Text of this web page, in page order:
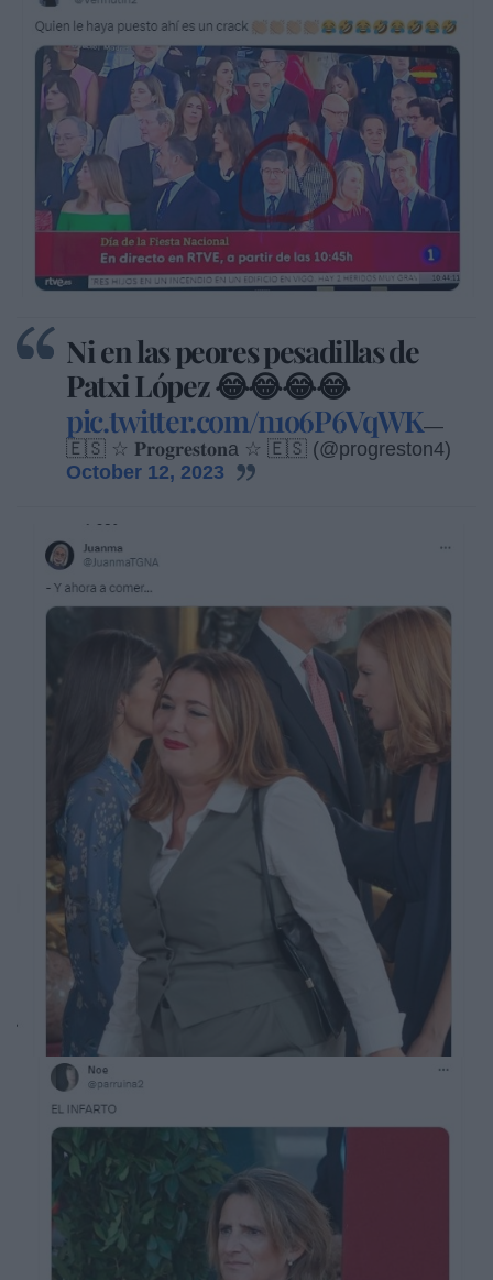
Ni en las peores pesadillas de
Patxi López 😂😂😂😂
pic.twitter.com/n1o6P6VqWK—
🇪🇸 ☆ 𝐏𝐫𝐨𝐠𝐫𝐞𝐬𝐭𝐨𝐧a ☆ 🇪🇸 (@progreston4)
October 12, 2023